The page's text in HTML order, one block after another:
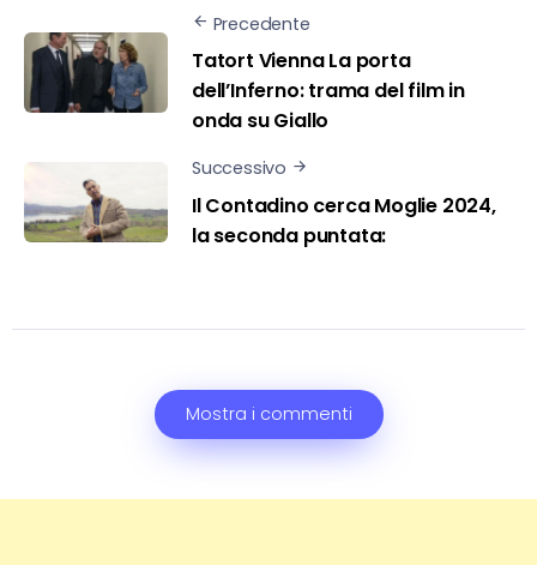
Precedente
Tatort Vienna La porta
dell’Inferno: trama del film in
onda su Giallo
Successivo
Il Contadino cerca Moglie 2024,
la seconda puntata:
Mostra i commenti